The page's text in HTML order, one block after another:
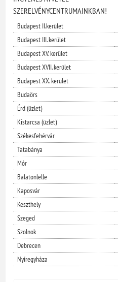
SZERELVÉNYCENTRUMAINKBAN!
Budapest II.kerület
Budapest III. kerület
Budapest XV. kerület
Budapest XVII. kerület
Budapest XX. kerület
Budaörs
Érd (üzlet)
Kistarcsa (üzlet)
Székesfehérvár
Tatabánya
Mór
Balatonlelle
Kaposvár
Keszthely
Szeged
Szolnok
Debrecen
Nyíregyháza